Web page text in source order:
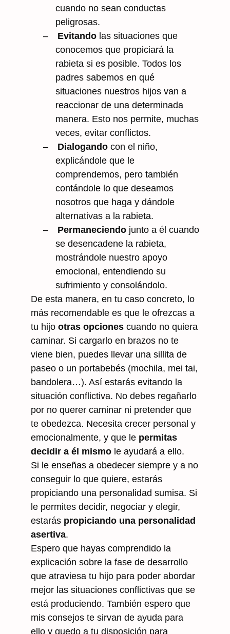
cuando no sean conductas
peligrosas.
–
Evitando las situaciones que
conocemos que propiciará la
rabieta si es posible. Todos los
padres sabemos en qué
situaciones nuestros hijos van a
reaccionar de una determinada
manera. Esto nos permite, muchas
veces, evitar conflictos.
–
Dialogando con el niño,
explicándole que le
comprendemos, pero también
contándole lo que deseamos
nosotros que haga y dándole
alternativas a la rabieta.
–
Permaneciendo junto a él cuando
se desencadene la rabieta,
mostrándole nuestro apoyo
emocional, entendiendo su
sufrimiento y consolándolo.
De esta manera, en tu caso concreto, lo
más recomendable es que le ofrezcas a
tu hijo otras opciones cuando no quiera
caminar. Si cargarlo en brazos no te
viene bien, puedes llevar una sillita de
paseo o un portabebés (mochila, mei tai,
bandolera…). Así estarás evitando la
situación conflictiva. No debes regañarlo
por no querer caminar ni pretender que
te obedezca. Necesita crecer personal y
emocionalmente, y que le permitas
decidir a él mismo le ayudará a ello.
Si le enseñas a obedecer siempre y a no
conseguir lo que quiere, estarás
propiciando una personalidad sumisa. Si
le permites decidir, negociar y elegir,
estarás propiciando una personalidad
asertiva.
Espero que hayas comprendido la
explicación sobre la fase de desarrollo
que atraviesa tu hijo para poder abordar
mejor las situaciones conflictivas que se
está produciendo. También espero que
mis consejos te sirvan de ayuda para
ello y quedo a tu disposición para